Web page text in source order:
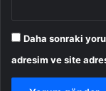
Daha sonraki
adresim ve site